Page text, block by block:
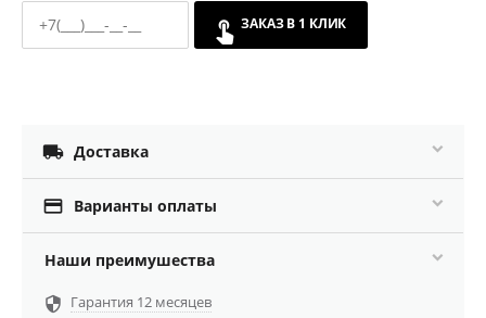
ЗАКАЗ В 1 КЛИК
 Доставка
 Варианты оплаты
Наши преимушества
 Гарантия 12 месяцев